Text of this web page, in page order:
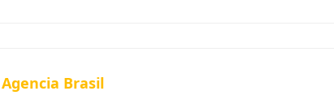
Agencia Brasil